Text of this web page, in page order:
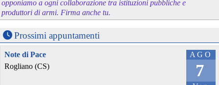
opponiamo a ogni collaborazione tra istituzioni pubbliche e
produttori di armi. Firma anche tu.
Prossimi appuntamenti
AGO
7
Note di Pace
Rogliano (CS)